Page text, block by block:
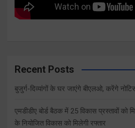
Recent Posts
बुजुर्ग-दिव्यांगों के घर जाएंगे बीएलओ, करेंगे
एमडीडीए बोर्ड बैठक में 25 विकास प्रस्तावों को
के नियोजित विकास को मिलेगी रफ्तार